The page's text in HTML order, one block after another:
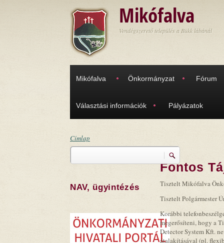
Mikófalva
Vendégszerető település a Bükk lábánál
Mikófalva Önkormányzat Fórum
Választási információk Pályázatok
Címlap
Keresés
NAV, ügyintézés
Fontos
Tisztelt Mikófalva
Tisztelt Polgármester
Korábbi
megerősíteni, hogy a
Detector System Kft.
átalakításával (pl.